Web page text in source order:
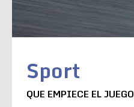
Sport
QUE EMPIECE EL JUEGO